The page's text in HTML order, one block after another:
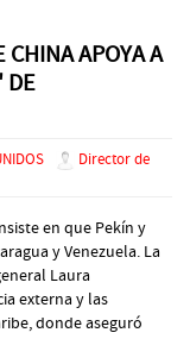
CHINA APOYA A
DE
Director de
en que Pekín y
y Venezuela. La
Laura
externa y las
donde aseguró